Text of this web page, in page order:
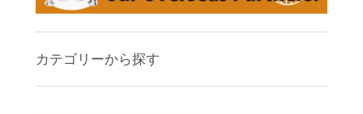
カテゴリーから探す